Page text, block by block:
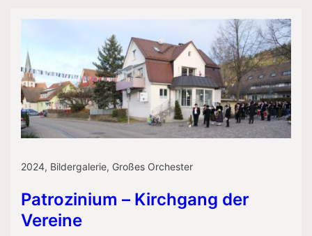
2024, Bildergalerie, Großes Orchester
Patrozinium – Kirchgang der
Vereine